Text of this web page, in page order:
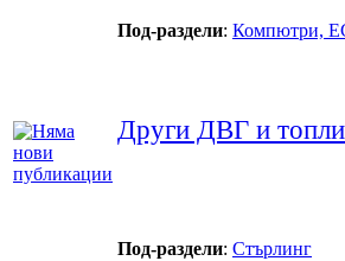
Под-раздели: Компютри,
Други ДВГ и
Под-раздели: Стърлинг